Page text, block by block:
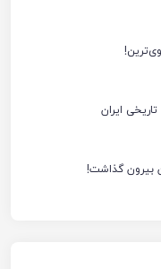
ایران
بیرون گذاشت!